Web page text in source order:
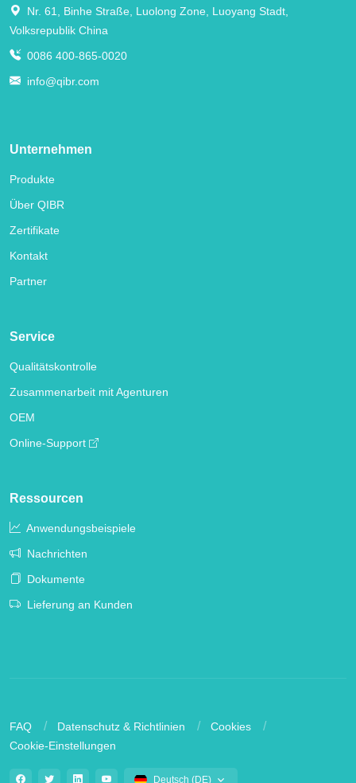
Nr. 61, Binhe Straße, Luolong Zone, Luoyang Stadt,
Volksrepublik China
0086 400-865-0020
info@qibr.com
Unternehmen
Produkte
Über QIBR
Zertifikate
Kontakt
Partner
Service
Qualitätskontrolle
Zusammenarbeit mit Agenturen
OEM
Online-Support
Ressourcen
Anwendungsbeispiele
Nachrichten
Dokumente
Lieferung an Kunden
FAQ Datenschutz & Richtlinien
Cookies
Cookie-Einstellungen
Deutsch (DE)